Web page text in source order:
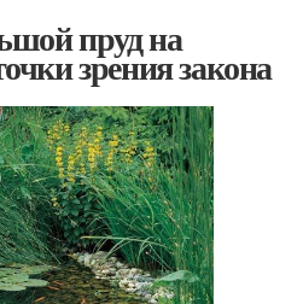
пруд на
зрения закона